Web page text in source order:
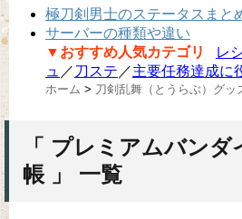
極刀剣男士のステータスまと
サーバーの種類や違い
▼おすすめ人気カテゴリ
レ
ュ ／ 刀ステ ／主要任務達成に
ホーム > 刀剣乱舞（とうらぶ）グッ
「 プレミアムバンダ
帳 」 一覧